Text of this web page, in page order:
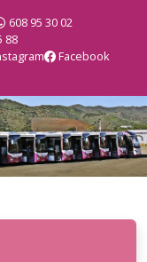
608 95 30 02
88
Facebook